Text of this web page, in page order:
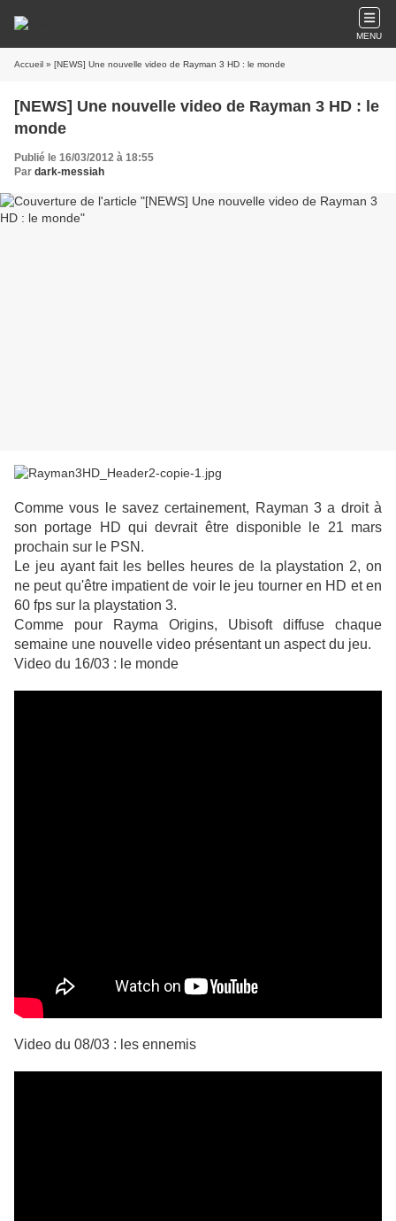
MENU
Accueil » [NEWS] Une nouvelle video de Rayman 3 HD : le monde
[NEWS] Une nouvelle video de Rayman 3 HD : le
monde
Publié le 16/03/2012 à 18:55
Par dark-messiah
Comme vous le savez certainement, Rayman 3 a droit à
son portage HD qui devrait être disponible le 21 mars
prochain sur le PSN.
Le jeu ayant fait les belles heures de la playstation 2, on
ne peut qu'être impatient de voir le jeu tourner en HD et en
60 fps sur la playstation 3.
Comme pour Rayma Origins, Ubisoft diffuse chaque
semaine une nouvelle video présentant un aspect du jeu.
Video du 16/03 : le monde
Video du 08/03 : les ennemis